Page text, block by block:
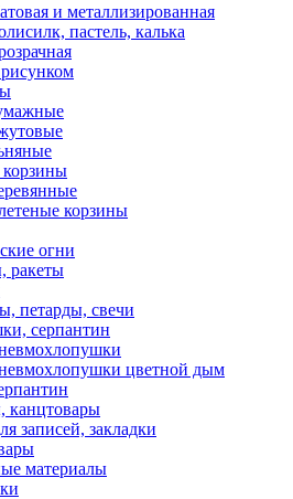
и металлизированная
пастель, калька
корзины
огни
ракеты
петарды, свечи
серпантин
цветной дым
канцтовары
записей, закладки
материалы